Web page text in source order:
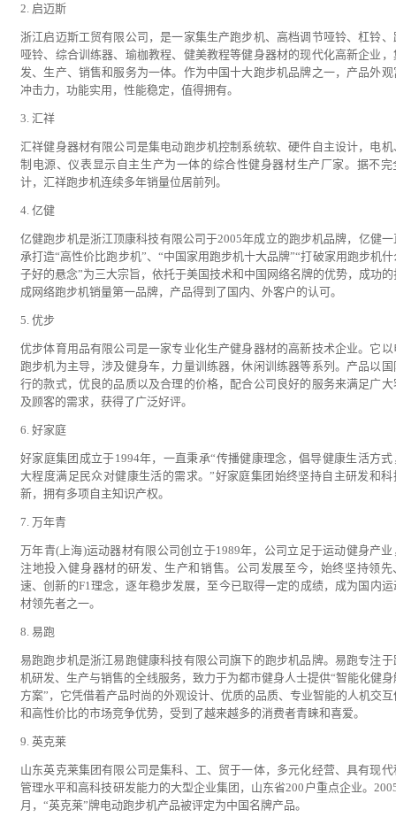
2. 启迈斯
浙江启迈斯工贸有限公司，是一家集生产跑步机、高档调节哑铃、杠铃、
哑铃、综合训练器、瑜枷教程、健美教程等健身器材的现代化高新企业，
发、生产、销售和服务为一体。作为中国十大跑步机品牌之一，产品外观
冲击力，功能实用，性能稳定，值得拥有。
3. 汇祥
汇祥健身器材有限公司是集电动跑步机控制系统软、硬件自主设计，电机
制电源、仪表显示自主生产为一体的综合性健身器材生产厂家。据不完
计，汇祥跑步机连续多年销量位居前列。
4. 亿健
亿健跑步机是浙江顶康科技有限公司于2005年成立的跑步机品牌，亿健一
承打造“高性价比跑步机”、“中国家用跑步机十大品牌”“打破家用跑步机什
子好的悬念”为三大宗旨，依托于美国技术和中国网络名牌的优势，成功的
成网络跑步机销量第一品牌，产品得到了国内、外客户的认可。
5. 优步
优步体育用品有限公司是一家专业化生产健身器材的高新技术企业。它以
跑步机为主导，涉及健身车，力量训练器，休闲训练器等系列。产品以国
行的款式，优良的品质以及合理的价格，配合公司良好的服务来满足广大
及顾客的需求，获得了广泛好评。
6. 好家庭
好家庭集团成立于1994年，一直秉承“传播健康理念，倡导健康生活方式
大程度满足民众对健康生活的需求。”好家庭集团始终坚持自主研发和科
新，拥有多项自主知识产权。
7. 万年青
万年青(上海)运动器材有限公司创立于1989年，公司立足于运动健身产业
注地投入健身器材的研发、生产和销售。公司发展至今，始终坚持领先
速、创新的F1理念，逐年稳步发展，至今已取得一定的成绩，成为国内运
材领先者之一。
8. 易跑
易跑跑步机是浙江易跑健康科技有限公司旗下的跑步机品牌。易跑专注于
机研发、生产与销售的全线服务，致力于为都市健身人士提供“智能化健身
方案”，它凭借着产品时尚的外观设计、优质的品质、专业智能的人机交互
和高性价比的市场竞争优势，受到了越来越多的消费者青睐和喜爱。
9. 英克莱
山东英克莱集团有限公司是集科、工、贸于一体，多元化经营、具有现代
管理水平和高科技研发能力的大型企业集团，山东省200户重点企业。
月，“英克莱”牌电动跑步机产品被评定为中国名牌产品。